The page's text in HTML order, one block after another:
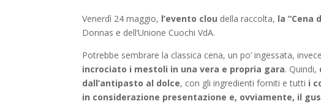
Venerdì 24 maggio, l’evento clou della raccolta, la “Cena
Donnas e dell’Unione Cuochi VdA.
Potrebbe sembrare la classica cena, un po’ ingessata,
incrociato i mestoli in una vera e propria gara. Quindi,
dall’antipasto al dolce, con gli ingredienti forniti e tutti i
in considerazione presentazione e, ovviamente, il